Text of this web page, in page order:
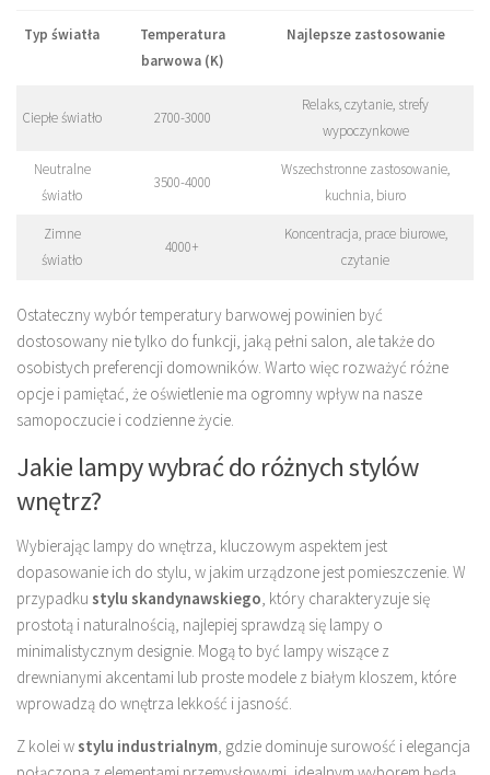
Typ światła
Temperatura
barwowa (K)
Najlepsze zastosowanie
Ciepłe światło 2700-3000
Relaks, czytanie, strefy
wypoczynkowe
Neutralne
światło
3500-4000
Wszechstronne zastosowanie,
kuchnia, biuro
Zimne
światło
4000+
Koncentracja, prace biurowe,
czytanie
Ostateczny wybór temperatury barwowej powinien być
dostosowany nie tylko do funkcji, jaką pełni salon, ale także do
osobistych preferencji domowników. Warto więc rozważyć różne
opcje i pamiętać, że oświetlenie ma ogromny wpływ na nasze
samopoczucie i codzienne życie.
Jakie lampy wybrać do różnych stylów
wnętrz?
Wybierając lampy do wnętrza, kluczowym aspektem jest
dopasowanie ich do stylu, w jakim urządzone jest pomieszczenie. W
przypadku stylu skandynawskiego , który charakteryzuje się
prostotą i naturalnością, najlepiej sprawdzą się lampy o
minimalistycznym designie. Mogą to być lampy wiszące z
drewnianymi akcentami lub proste modele z białym kloszem, które
wprowadzą do wnętrza lekkość i jasność.
Z kolei wstylu industrialnym , gdzie dominuje surowość i elegancja